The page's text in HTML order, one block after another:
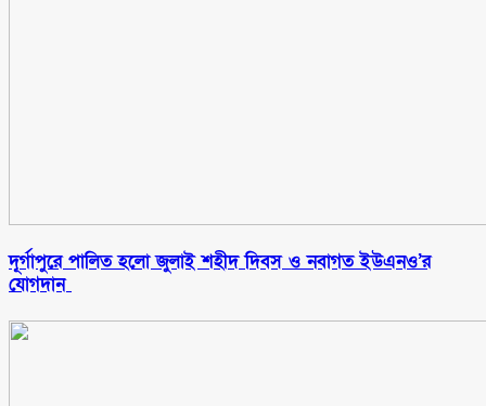
‎দূর্গাপুরে পালিত হলো জুলাই শহীদ দিবস ও নবাগত ইউএনও’র
যোগদান ‎